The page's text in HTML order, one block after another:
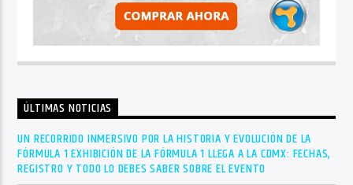
ÚLTIMAS NOTICIAS
UN RECORRIDO INMERSIVO POR LA HISTORIA Y EVOLUCIÓN DE LA
FÓRMULA 1 EXHIBICIÓN DE LA FÓRMULA 1 LLEGA A LA CDMX: FECHAS,
REGISTRO Y TODO LO DEBES SABER SOBRE EL EVENTO